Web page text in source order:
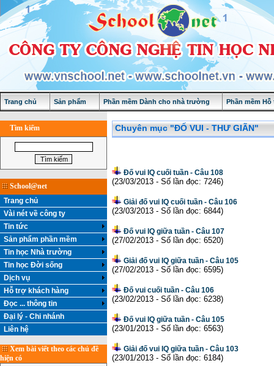
Trang chủ Sản phẩm Phần mềm Dành cho nhà trường Phần mềm
Tìm kiếm
School@net
Trang chủ
Vài nét về công ty
Tin tức
Sản phẩm phần mềm
Tin học Nhà trường
Tin học Đời sống
Dịch vụ
Hỗ trợ khách hàng
Đọc ... thông tin
Đại lý - Chi nhánh
Liên hệ
Xem bài viết theo các chủ đề
hiện có
Chuyên mục "ĐỐ VUI - THƯ GIÃN"
Đố vui IQ cuối tuần - Câu 108
(23/03/2013 - Số lần đọc: 7246)
Giải đố vui IQ cuối tuần - Câu 106
(23/03/2013 - Số lần đọc: 6844)
Đố vui IQ giữa tuần - Câu 107
(27/02/2013 - Số lần đọc: 6520)
Giải đố vui IQ giữa tuần - Câu 105
(27/02/2013 - Số lần đọc: 6595)
Đố vui cuối tuần - Câu 106
(23/02/2013 - Số lần đọc: 6238)
Đố vui IQ giữa tuần - Câu 105
(23/01/2013 - Số lần đọc: 6563)
Giải đố vui IQ giữa tuần - Câu 103
(23/01/2013 - Số lần đọc: 6184)